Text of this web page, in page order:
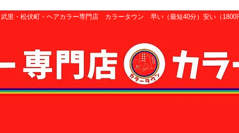
里・松伏町・ヘアカラー専門店 カラータウン 早い（最短40分）安い（1800